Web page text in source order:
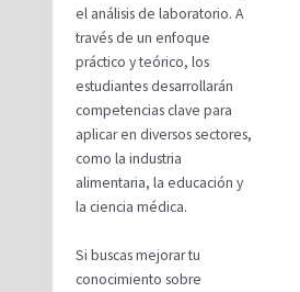
el análisis de laboratorio. A
través de un enfoque
práctico y teórico, los
estudiantes desarrollarán
competencias clave para
aplicar en diversos sectores,
como la industria
alimentaria, la educación y
la ciencia médica.
Si buscas mejorar tu
conocimiento sobre